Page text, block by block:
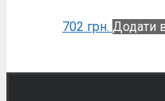
702 грн. Додати